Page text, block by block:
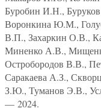
Буробин И.Н.,
Воронкина Ю.М.,
В.П., Захаркин О.В.,
Миненко А.В.,
Остробородов В.В.,
Саракаева А.З.,
З.Ю., Туманов Э.В.,
— 2024.